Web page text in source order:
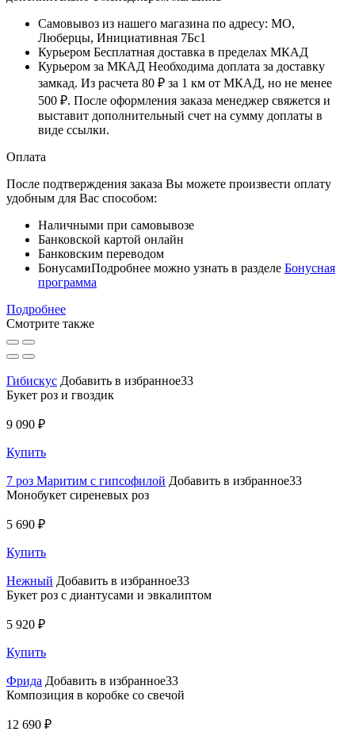
Самовывоз из нашего магазина по адресу: МО,
Люберцы, Инициативная 7Бс1
Курьером Бесплатная доставка в пределах МКАД
Курьером за МКАД Необходима доплата за доставку
замкад. Из расчета 80 ₽ за 1 км от МКАД, но не менее
500 ₽. После оформления заказа менеджер свяжется и
выставит дополнительный счет на сумму доплаты в
виде ссылки.
Оплата
После подтверждения заказа Вы можете произвести оплату
удобным для Вас способом:
Наличными при самовывозе
Банковской картой онлайн
Банковским переводом
БонусамиПодробнее можно узнать в разделе Бонусная
программа
Подробнее
Смотрите также
Гибискус Добавить в избранное33
Букет роз и гвоздик
9 090 ₽
Купить
7 роз Маритим с гипсофилой Добавить в избранное33
Монобукет сиреневых роз
5 690 ₽
Купить
Нежный Добавить в избранное33
Букет роз с диантусами и эвкалиптом
5 920 ₽
Купить
Фрида Добавить в избранное33
Композиция в коробке со свечой
12 690 ₽